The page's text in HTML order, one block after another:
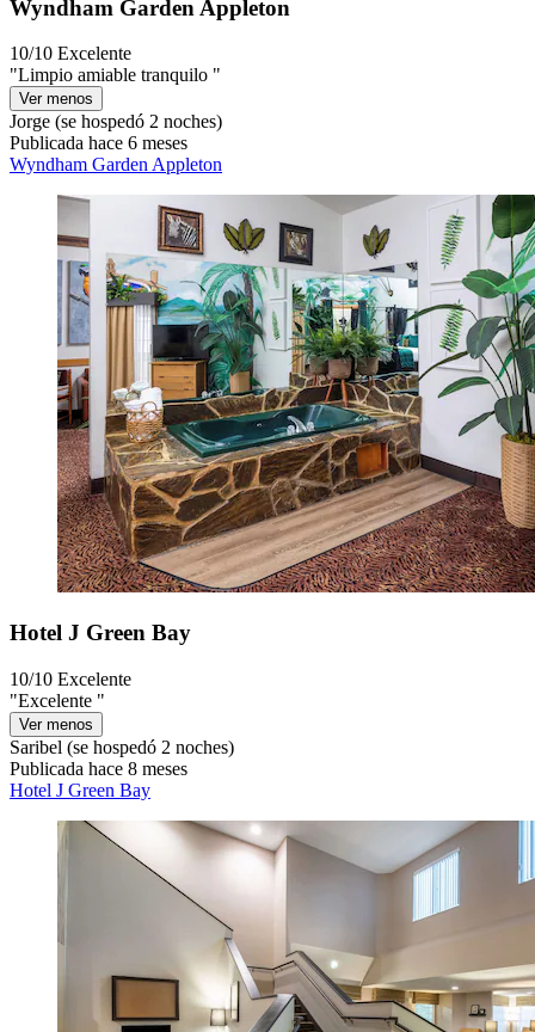
Wyndham Garden Appleton
10/10 Excelente
"Limpio amiable tranquilo "
Ver menos
Jorge (se hospedó 2 noches)
Publicada hace 6 meses
Wyndham Garden Appleton
Hotel J Green Bay
10/10 Excelente
"Excelente "
Ver menos
Saribel (se hospedó 2 noches)
Publicada hace 8 meses
Hotel J Green Bay